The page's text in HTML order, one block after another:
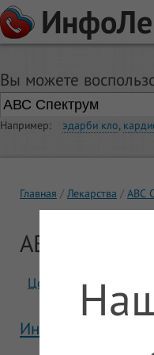
Вы можете
Например: эдарби кло,
Главная Лекарства АВС
АВС Спектрум
Цены Отзывы
Инструкция АВС